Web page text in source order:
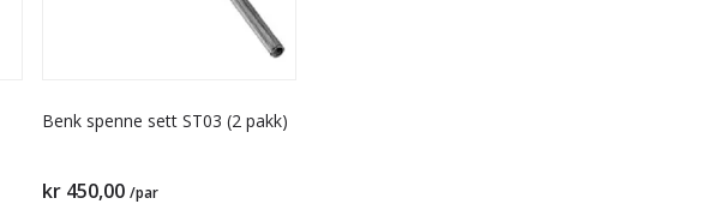
Benk spenne sett ST03 (2 pakk)
kr 450,00 /par